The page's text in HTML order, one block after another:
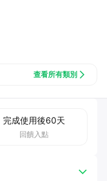
查看所有類別
完成使用後60天
回饋入點